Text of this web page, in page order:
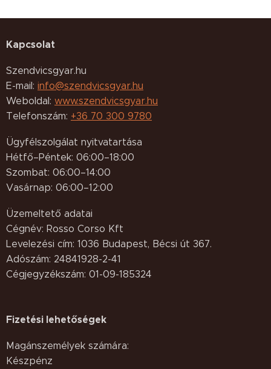
Kapcsolat
Szendvicsgyar.hu
E-mail: info@szendvicsgyar.hu
Weboldal: www.szendvicsgyar.hu
Telefonszám: +36 70 300 9780
Ügyfélszolgálat nyitvatartása
Hétfő–Péntek: 06:00–18:00
Szombat: 06:00–14:00
Vasárnap: 06:00–12:00
Üzemeltető adatai
Cégnév: Rosso Corso Kft
Levelezési cím: 1036 Budapest, Bécsi út 367.
Adószám: 24841928-2-41
Cégjegyzékszám: 01-09-185324
Fizetési lehetőségek
Magánszemélyek számára:
Készpénz